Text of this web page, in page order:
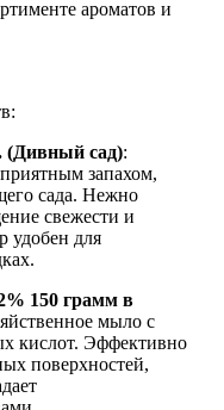
ароматов и
(Дивный сад):
запахом,
сада. Нежно
свежести и
удобен для
150 грамм в
мыло с
кислот. Эффективно
поверхностей,